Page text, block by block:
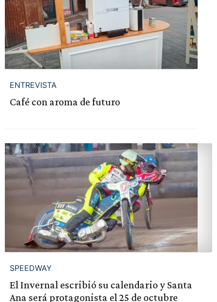
ENTREVISTA
Café con aroma de futuro
SPEEDWAY
El Invernal escribió su calendario y Santa
Ana será protagonista el 25 de octubre